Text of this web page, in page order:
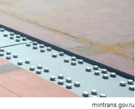
mintrans.gov.ru